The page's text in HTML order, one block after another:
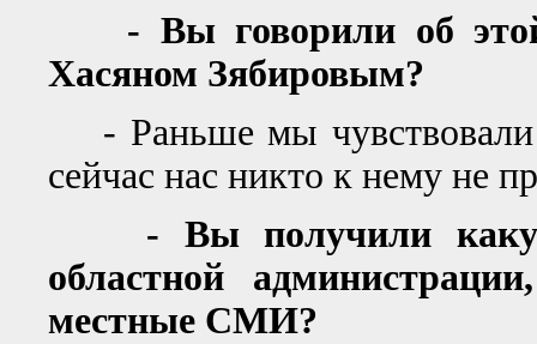
- Вы говорили об
Хасяном Зябировым?
- Раньше мы чувствовали
сейчас нас никто к нему не
- Вы получили какую-
областной
местные СМИ?